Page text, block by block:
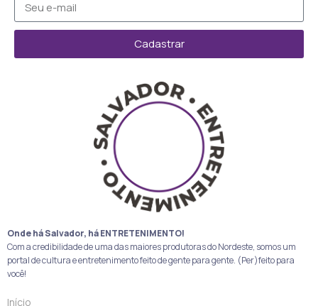
Cadastrar
Onde há Salvador, há ENTRETENIMENTO!
Com a credibilidade de uma das maiores produtoras do Nordeste, somos um
portal de cultura e entretenimento feito de gente para gente. (Per)feito para
você!
Início